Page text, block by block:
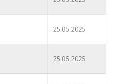
25.05.2025
25.05.2025